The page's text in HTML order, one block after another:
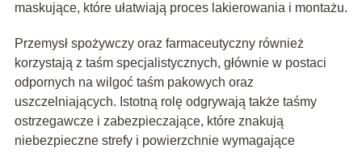
maskujące, które ułatwiają proces lakierowania i montażu.
Przemysł spożywczy oraz farmaceutyczny również
korzystają z taśm specjalistycznych, głównie w postaci
odpornych na wilgoć taśm pakowych oraz
uszczelniających. Istotną rolę odgrywają także taśmy
ostrzegawcze i zabezpieczające, które znakują
niebezpieczne strefy i powierzchnie wymagające